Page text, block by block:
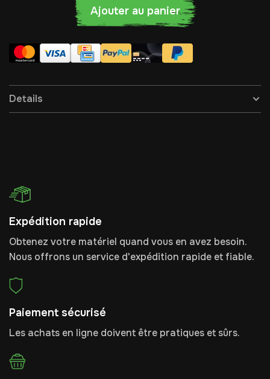
Ajouter au panier
Details
Expédition rapide
Obtenez votre matériel quand vous en avez besoin.
Nous offrons un service d'expédition rapide et fiable.
Paiement sécurisé
Les achats en ligne doivent être pratiques et sûrs.